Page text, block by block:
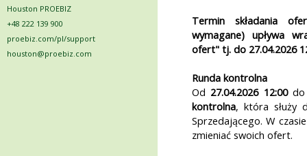
Houston PROEBIZ
+48 222 139 900
proebiz.com/pl/support
houston@proebiz.com
Termin składania
wymagane) upływa
ofert" tj. do 27.04.2026
Runda kontrolna
Od 27.04.2026 12:00
kontrolna, która służy
Sprzedającego. W
zmieniać swoich ofert.